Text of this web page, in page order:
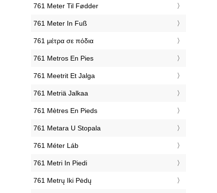
‎761 Meter Til Fødder
‎761 Meter In Fuß
‎761 μέτρα σε πόδια
‎761 Metros En Pies
‎761 Meetrit Et Jalga
‎761 Metriä Jalkaa
‎761 Mètres En Pieds
‎761 Metara U Stopala
‎761 Méter Láb
‎761 Metri In Piedi
‎761 Metrų Iki Pėdų